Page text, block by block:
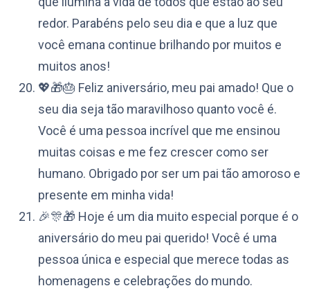
redor. Parabéns pelo seu dia e que a luz que
você emana continue brilhando por muitos e
muitos anos!
💖🎁🎂 Feliz aniversário, meu pai amado! Que o
seu dia seja tão maravilhoso quanto você é.
Você é uma pessoa incrível que me ensinou
muitas coisas e me fez crescer como ser
humano. Obrigado por ser um pai tão amoroso e
presente em minha vida!
🎉🎊🎁 Hoje é um dia muito especial porque é o
aniversário do meu pai querido! Você é uma
pessoa única e especial que merece todas as
homenagens e celebrações do mundo.